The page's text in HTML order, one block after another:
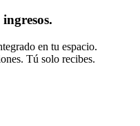
en tu espacio.
Tú solo recibes.